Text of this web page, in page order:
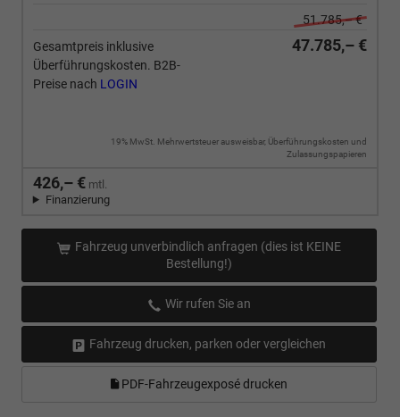
51.785,– €
Gesamtpreis inklusive
Überführungskosten. B2B-
Preise nach LOGIN
47.785,– €
19% MwSt. Mehrwertsteuer ausweisbar, Überführungskosten und
Zulassungspapieren
426,– € mtl.
Finanzierung
Fahrzeug unverbindlich anfragen (dies ist KEINE
Bestellung!)
Wir rufen Sie an
Fahrzeug drucken, parken oder vergleichen
PDF-Fahrzeugexposé drucken